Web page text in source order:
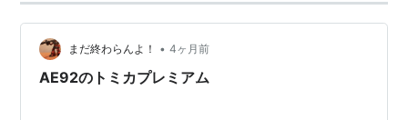
DOHCエンジンを搭載したTE27型や1983年にモデルチ
ェンジされ、新開発の4A-GE型1.6リッター・DOHCエ
まだ終わらんよ！ • 4ヶ月前
AE92のトミカプレミアム